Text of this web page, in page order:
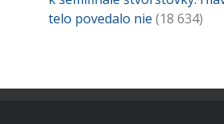
telo povedalo nie (18 634)